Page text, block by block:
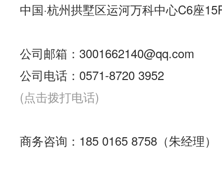
中国·杭州拱墅区运河万科中心C6座
公司邮箱：3001662140@qq.com
公司电话：0571-8720 3952
(点击拨打电话)
商务咨询：185 0165 8758（朱经理）